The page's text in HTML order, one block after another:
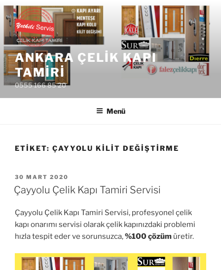
İçeriğe
geç
ANKARA ÇELIK KAPI
TAMIRI
0555 166 85 20
Menü
ETIKET: ÇAYYOLU KILIT DEĞIŞTIRME
YAYIM
TARIHI
30 MART 2020
Çayyolu Çelik Kapı Tamiri Servisi
Çayyolu Çelik Kapı Tamiri Servisi, profesyonel çelik
kapı onarımı servisi olarak çelik kapınızdaki problemi
hızla tespit eder ve sorunsuzca,%100 çözüm üretir.